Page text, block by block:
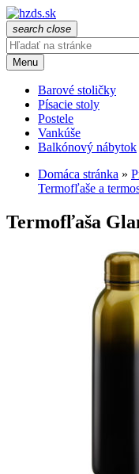
search close
Menu
Barové stoličky
Písacie stoly
Postele
Vankúše
Balkónový nábytok
Domáca stránka »
Termofľaše a
Termofľaša